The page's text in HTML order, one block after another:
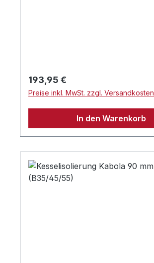
Regulärer Preis:
193,95 €
Preise inkl. MwSt. zzgl. Versandkosten
In den Warenkorb